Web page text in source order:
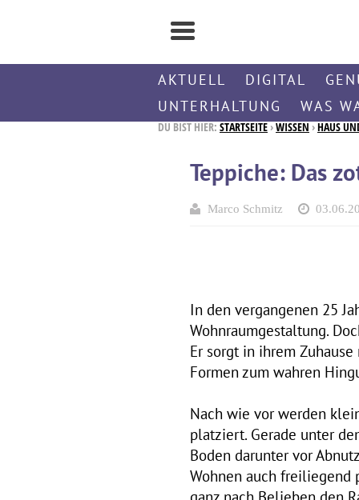
AKTUELL DIGITAL
UNTERHALTUNG
WAS
DU BIST HIER:STARTSEITE›WISSEN›HAUS
Teppiche: Das
Marco Schmitz
In den vergangenen 25
Wohnraumgestaltung.
Er sorgt in ihrem
Formen zum wahren
Nach wie vor werden
platziert. Gerade unter
Boden darunter vor
Wohnen auch freiliegend